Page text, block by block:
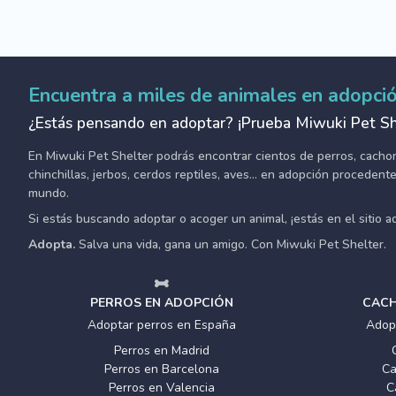
Encuentra a miles de animales en
¿Estás pensando en adoptar? ¡Prueba Miwuki Pet
En Miwuki Pet Shelter podrás encontrar cientos de perros,
chinchillas, jerbos, cerdos reptiles, aves... en adopción
mundo.
Si estás buscando adoptar o acoger un animal, ¡estás en el sitio
Adopta. Salva una vida, gana un amigo. Con Miwuki Pet Shelter.
PERROS EN ADOPCIÓN
Adoptar perros en España
Perros en Madrid
Perros en Barcelona
Perros en Valencia